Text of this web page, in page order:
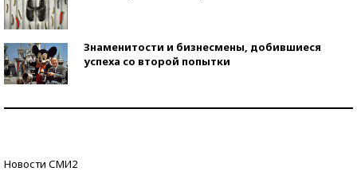
Знаменитости и бизнесмены, добившиеся
успеха со второй попытки
Новости СМИ2